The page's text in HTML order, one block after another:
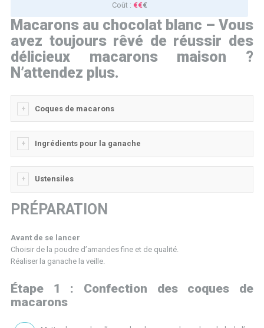
Coût : €€€
Macarons au chocolat blanc – Vous
avez toujours rêvé de réussir des
délicieux macarons maison ?
N’attendez plus.
Coques de macarons
Ingrédients pour la ganache
Ustensiles
PRÉPARATION
Avant de se lancer
Choisir de la poudre d’amandes fine et de qualité.
Réaliser la ganache la veille.
Étape 1 : Confection des coques de
macarons